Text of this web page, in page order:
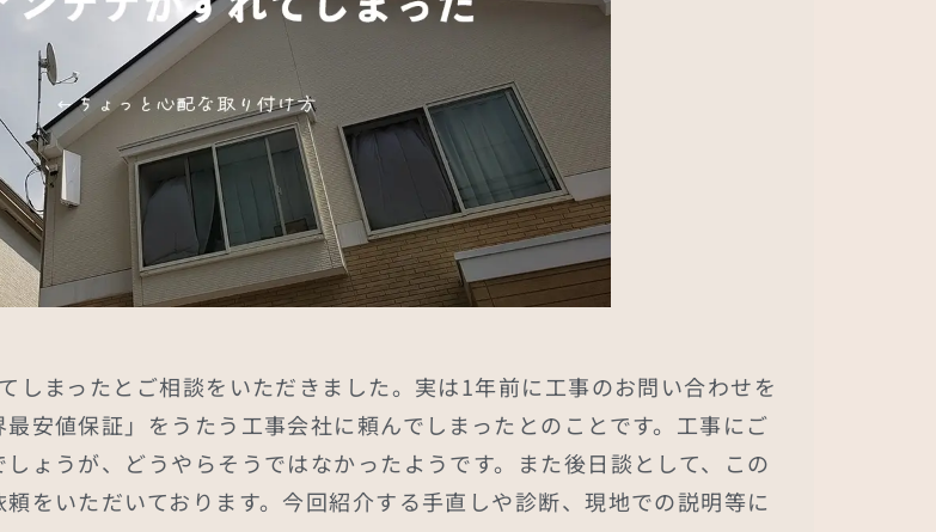
しまったとご相談をいただきました。実は1年前に工事のお問い合わせを
安値保証」をうたう工事会社に頼んでしまったとのことです。工事にご
ょうが、どうやらそうではなかったようです。また後日談として、この
をいただいております。今回紹介する手直しや診断、現地での説明等に